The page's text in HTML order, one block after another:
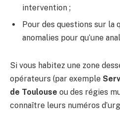
intervention ;
Pour des questions sur la
anomalies pour qu’une
Si vous habitez une zone
opérateurs (par exemple
de Toulouse ou des régies
connaître leurs numéros